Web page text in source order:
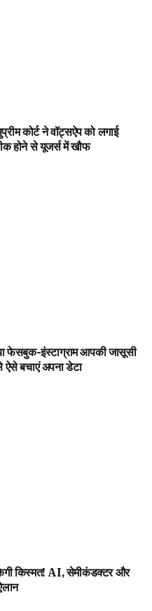
कोर्ट ने वॉट्सऐप को लगाई
होने से यूजर्स में खौफ
इंस्टाग्राम आपकी जासूसी
बचाएं अपना डेटा
किस्मत! AI, सेमीकंडक्टर और